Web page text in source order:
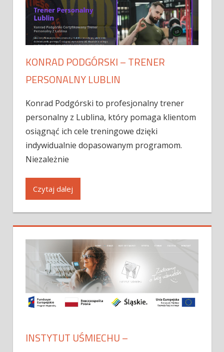
KONRAD PODGÓRSKI – TRENER
PERSONALNY LUBLIN
Konrad Podgórski to profesjonalny trener
personalny z Lublina, który pomaga klientom
osiągnąć ich cele treningowe dzięki
indywidualnie dopasowanym programom.
Niezależnie
Czytaj dalej
INSTYTUT UŚMIECHU –